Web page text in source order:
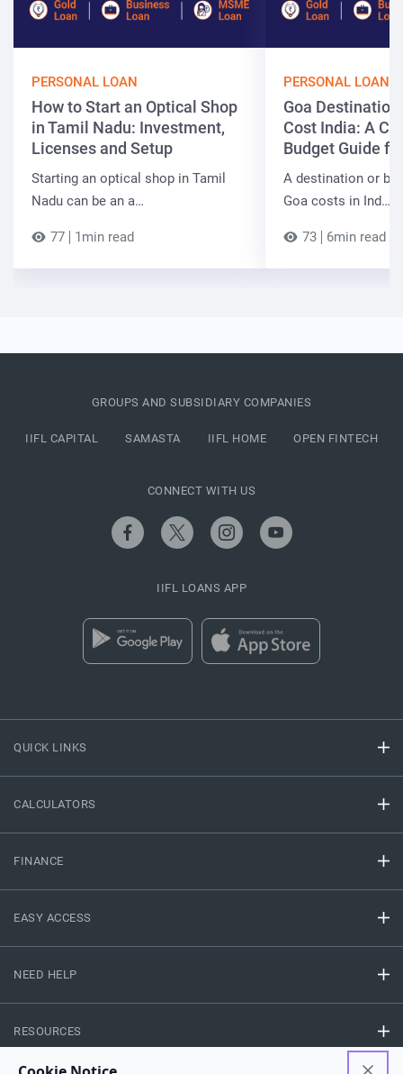
PERSONAL LOAN
How to Start an Optical Shop
in Tamil Nadu: Investment,
Licenses and Setup
Starting an optical shop in Tamil
Nadu can be an a…
77 1min read
PERSONAL LOAN
Goa
Cost India: A
Budget Guide
A destination or
Goa costs in Ind…
73 6min read
QUICK LINKS
CALCULATORS
FINANCE
EASY ACCESS
NEED HELP
RESOURCES
GROUPS AND SUBSIDIARY COMPANIES
IIFL CAPITAL SAMASTA IIFL HOME OPEN FINTECH
CONNECT WITH US
IIFL LOANS APP